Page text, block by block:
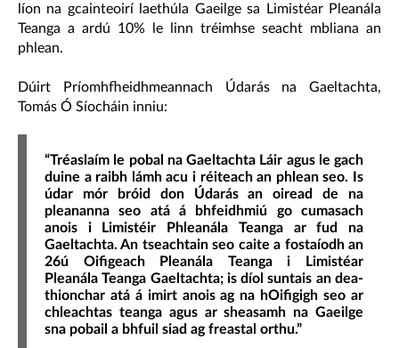
líon na gcainteoirí laethúla Gaeilge sa Limistéar Pleanála
Teanga a ardú 10% le linn tréimhse seacht mbliana an
phlean.
Dúirt Príomhfheidhmeannach Údarás na Gaeltachta,
Tomás Ó Síocháin inniu:
“Tréaslaím le pobal na Gaeltachta Láir agus le gach
duine a raibh lámh acu i réiteach an phlean seo. Is
údar mór bróid don Údarás an oiread de na
pleananna seo atá á bhfeidhmiú go cumasach
anois i Limistéir Phleanála Teanga ar fud na
Gaeltachta. An tseachtain seo caite a fostaíodh an
26ú Oifigeach Pleanála Teanga i Limistéar
Pleanála Teanga Gaeltachta; is díol suntais an dea-
thionchar atá á imirt anois ag na hOifigigh seo ar
chleachtas teanga agus ar sheasamh na Gaeilge
sna pobail a bhfuil siad ag freastal orthu.”